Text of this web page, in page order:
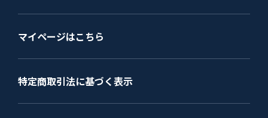
マイページはこちら
特定商取引法に基づく表示